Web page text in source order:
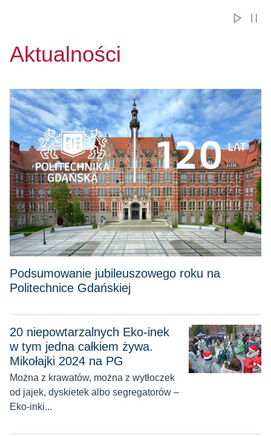
Aktualności
Przejdź do Podsumowanie jubileuszowego roku na
Podsumowanie jubileuszowego roku na
Politechnice Gdańskiej
20 niepowtarzalnych Eko-inek w tym jedna całkiem żywa.
20 niepowtarzalnych Eko-inek
w tym jedna całkiem żywa.
Mikołajki 2024 na PG
Można z krawatów, można z wytłoczek
od jajek, dyskietek albo segregatorów –
Eko-inki...